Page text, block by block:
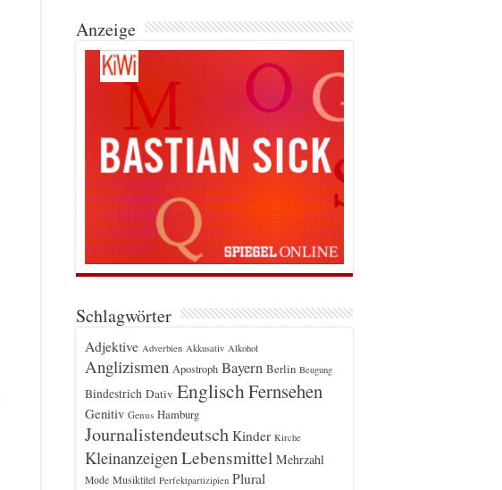
Anzeige
Schlagwörter
Adjektive Adverbien Akkusativ Alkohol
Anglizismen Apostroph Bayern Berlin Beugung
Bindestrich Dativ EnglischFernsehen
Genitiv Genus Hamburg
Journalistendeutsch Kinder Kirche
Kleinanzeigen Lebensmittel Mehrzahl
Mode Musiktitel Perfektpartizipien Plural